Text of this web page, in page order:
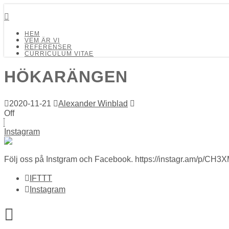
HEM
VEM ÄR VI
REFERENSER
CURRICULUM VITAE
HÖKARÄNGEN
2020-11-21
Alexander Winblad
Off
Instagram
Följ oss på Instgram och Facebook. https://instagr.am/p/
IFTTT
Instagram